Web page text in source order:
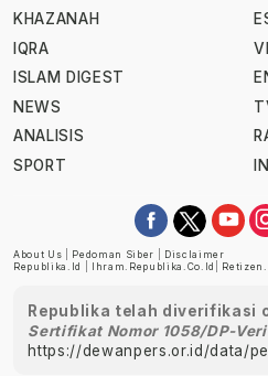
KHAZANAH
IQRA
ISLAM DIGEST
NEWS
ANALISIS
SPORT
About Us Pedoman Siber
Disclaimer
Republika.id
Ihram.republika.co.id
Republika telah diverifikasi
Sertifikat Nomor 1058/DP-
https://dewanpers.or.id/data/